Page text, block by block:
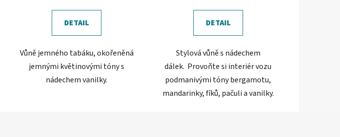
DETAIL
Vůně jemného tabáku, okořeněná
jemnými květinovými tóny s
nádechem vanilky.
DETAIL
Stylová vůně s nádechem
dálek. Provoňte si interiér vozu
podmanivými tóny bergamotu,
mandarinky, fíků, pačuli a vanilky.